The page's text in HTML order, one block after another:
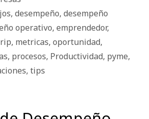
, desempeño, desempeño
operativo, emprendedor,
, metricas, oportunidad,
, procesos, Productividad, pyme,
, tips